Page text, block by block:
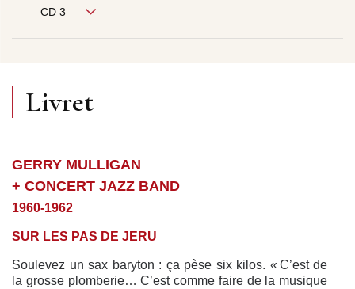
CD 3
Livret
GERRY MULLIGAN
+ CONCERT JAZZ BAND
1960-1962
SUR LES PAS DE JERU
Soulevez un sax baryton : ça pèse six kilos. « C’est de
la grosse plomberie… C’est comme faire de la musique